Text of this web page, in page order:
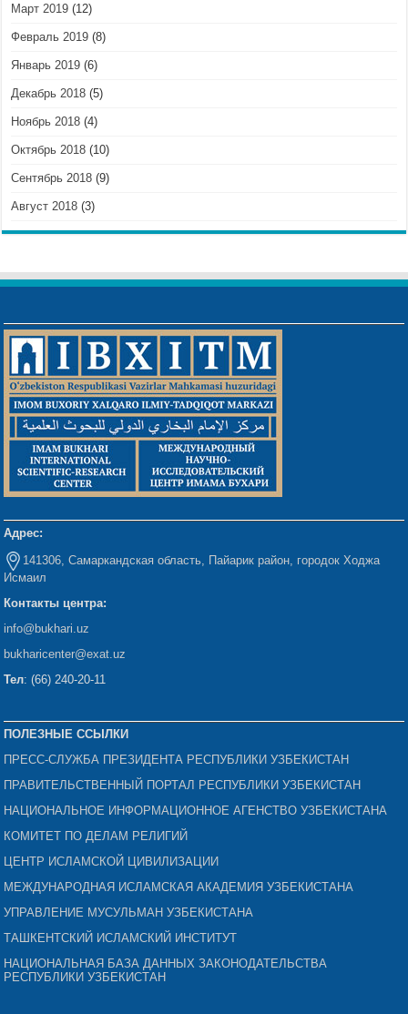
Март 2019 (12)
Февраль 2019 (8)
Январь 2019 (6)
Декабрь 2018 (5)
Ноябрь 2018 (4)
Октябрь 2018 (10)
Сентябрь 2018 (9)
Август 2018 (3)
Адрес:
141306, Самаркандская область, Пайарик район, городок Ходжа
Исмаил
Контакты центра:
info@bukhari.uz
bukharicenter@exat.uz
Тел: (66) 240-20-11
ПОЛЕЗНЫЕ ССЫЛКИ
ПРЕСС-СЛУЖБА ПРЕЗИДЕНТА РЕСПУБЛИКИ УЗБЕКИСТАН
ПРАВИТЕЛЬСТВЕННЫЙ ПОРТАЛ РЕСПУБЛИКИ УЗБЕКИСТАН
НАЦИОНАЛЬНОЕ ИНФОРМАЦИОННОЕ АГЕНСТВО УЗБЕКИСТАНА
КОМИТЕТ ПО ДЕЛАМ РЕЛИГИЙ
ЦЕНТР ИСЛАМСКОЙ ЦИВИЛИЗАЦИИ
МЕЖДУНАРОДНАЯ ИСЛАМСКАЯ АКАДЕМИЯ УЗБЕКИСТАНА
УПРАВЛЕНИЕ МУСУЛЬМАН УЗБЕКИСТАНА
ТАШКЕНТСКИЙ ИСЛАМСКИЙ ИНСТИТУТ
НАЦИОНАЛЬНАЯ БАЗА ДАННЫХ ЗАКОНОДАТЕЛЬСТВА
РЕСПУБЛИКИ УЗБЕКИСТАН